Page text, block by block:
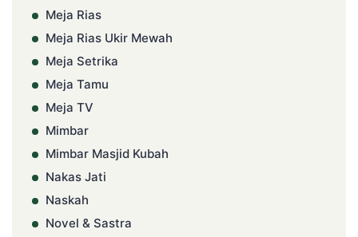
Meja Rias
Meja Rias Ukir Mewah
Meja Setrika
Meja Tamu
Meja TV
Mimbar
Mimbar Masjid Kubah
Nakas Jati
Naskah
Novel & Sastra